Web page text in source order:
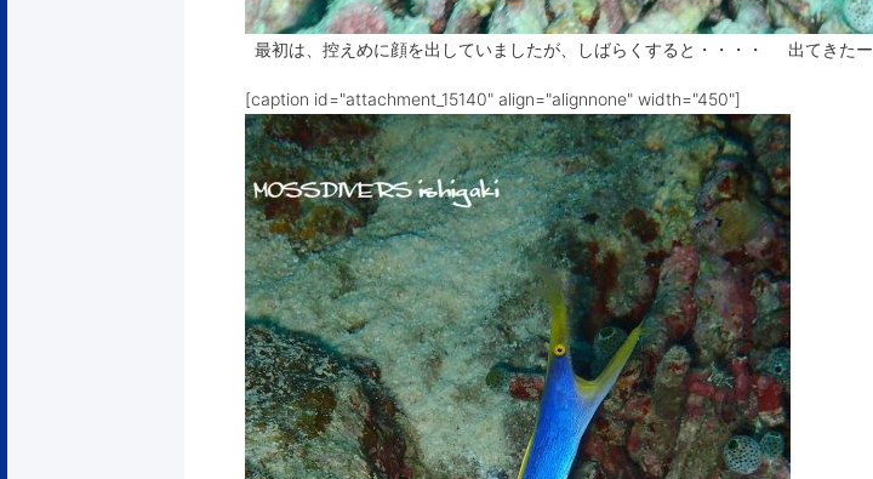
最初は、控えめに顔を出していましたが、しばらくすると・・・・ 出てきたー
[caption id="attachment_15140" align="alignnone" width="450"]